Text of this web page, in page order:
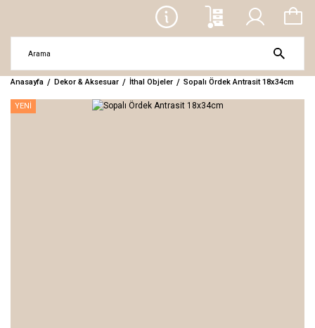
Anasayfa Dekor & Aksesuar İthal Objeler Sopalı Ördek Antrasit 18x34cm
YENİ